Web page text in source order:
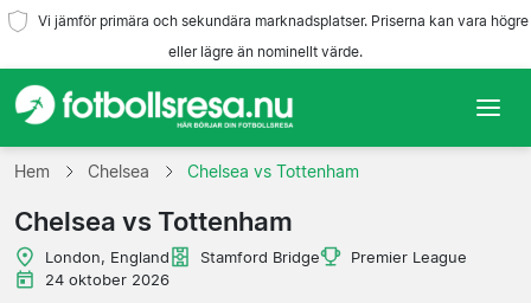
Vi jämför primära och sekundära marknadsplatser. Priserna kan vara högre
eller lägre än nominellt värde.
Hem
Lag
Ligor
Hem Chelsea Chelsea vs Tottenham
Chelsea vs Tottenham
London, England Stamford Bridge
Premier League
24 oktober 2026